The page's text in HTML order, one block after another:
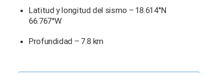
Latitud y longitud del sismo – 18.614°N
66.767°W
Profundidad – 7.8 km